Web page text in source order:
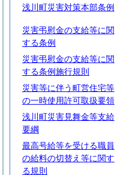
浅川町災害対策本部条例
災害弔慰金の支給等に関
する条例
災害弔慰金の支給等に関
する条例施行規則
災害等に伴う町営住宅等
の一時使用許可取扱要領
浅川町災害見舞金等支給
要綱
最高号給等を受ける職員
の給料の切替え等に関す
る規則